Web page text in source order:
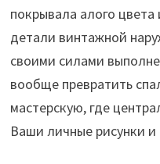
покрывала алого
детали винтажной
своими силами
вообще превратить
мастерскую, где
Ваши личные рисунки